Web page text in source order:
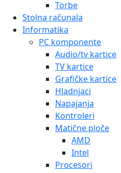
Torbe
Stolna računala
Informatika
PC komponente
Audio/tv kartice
TV kartice
Grafičke kartice
Hladnjaci
Napajanja
Kontroleri
Matične ploče
AMD
Intel
Procesori